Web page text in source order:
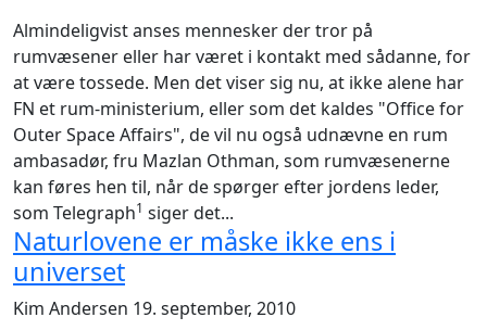
Almindeligvist anses mennesker der tror på
rumvæsener eller har været i kontakt med sådanne, for
at være tossede. Men det viser sig nu, at ikke alene har
FN et rum-ministerium, eller som det kaldes "Office for
Outer Space Affairs", de vil nu også udnævne en rum
ambasadør, fru Mazlan Othman, som rumvæsenerne
kan føres hen til, når de spørger efter jordens leder,
som Telegraph1 siger det...
Naturlovene er måske ikke ens i
universet
Kim Andersen 19. september, 2010